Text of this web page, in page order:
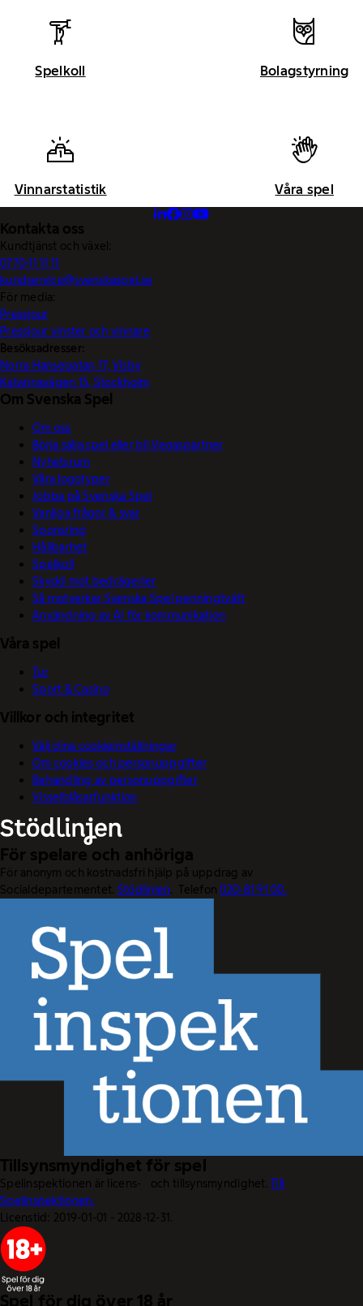
Spelkoll Bolagstyrning
Vinnarstatistik Våra spel
Kontakta oss
Kundtjänst och växel:
0770-11 11 11
kundservice@svenskaspel.se
För media:
Pressjour
Pressjour vinster och vinnare
Besöksadresser:
Norra Hansegatan 17, Visby
Katarinavägen 15, Stockholm
Om Svenska Spel
Om oss
Börja sälja spel eller bli Vegaspartner
Nyhetsrum
Våra logotyper
Jobba på Svenska Spel
Vanliga frågor & svar
Sponsring
Hållbarhet
Spelkoll
Skydd mot bedrägerier
Så motverkar Svenska Spel penningtvätt
Användning av AI för kommunikation
Våra spel
Tur
Sport & Casino
Villkor och integritet
Välj dina cookieinställningar
Om cookies och personuppgifter
Behandling av personuppgifter
Visselblåsarfunktion
För spelare och anhöriga
För anonym och kostnadsfri hjälp på uppdrag av
Socialdepartementet. Stödlinjen. Telefon020-81 91 00.
Tillsynsmyndighet för spel
Spelinspektionen är licens- och tillsynsmyndighet.Till
Spelinspektionen.
Licenstid: 2019-01-01 - 2028-12-31.
Spel för dig över 18 år